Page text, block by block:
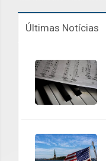
Últimas Notícias